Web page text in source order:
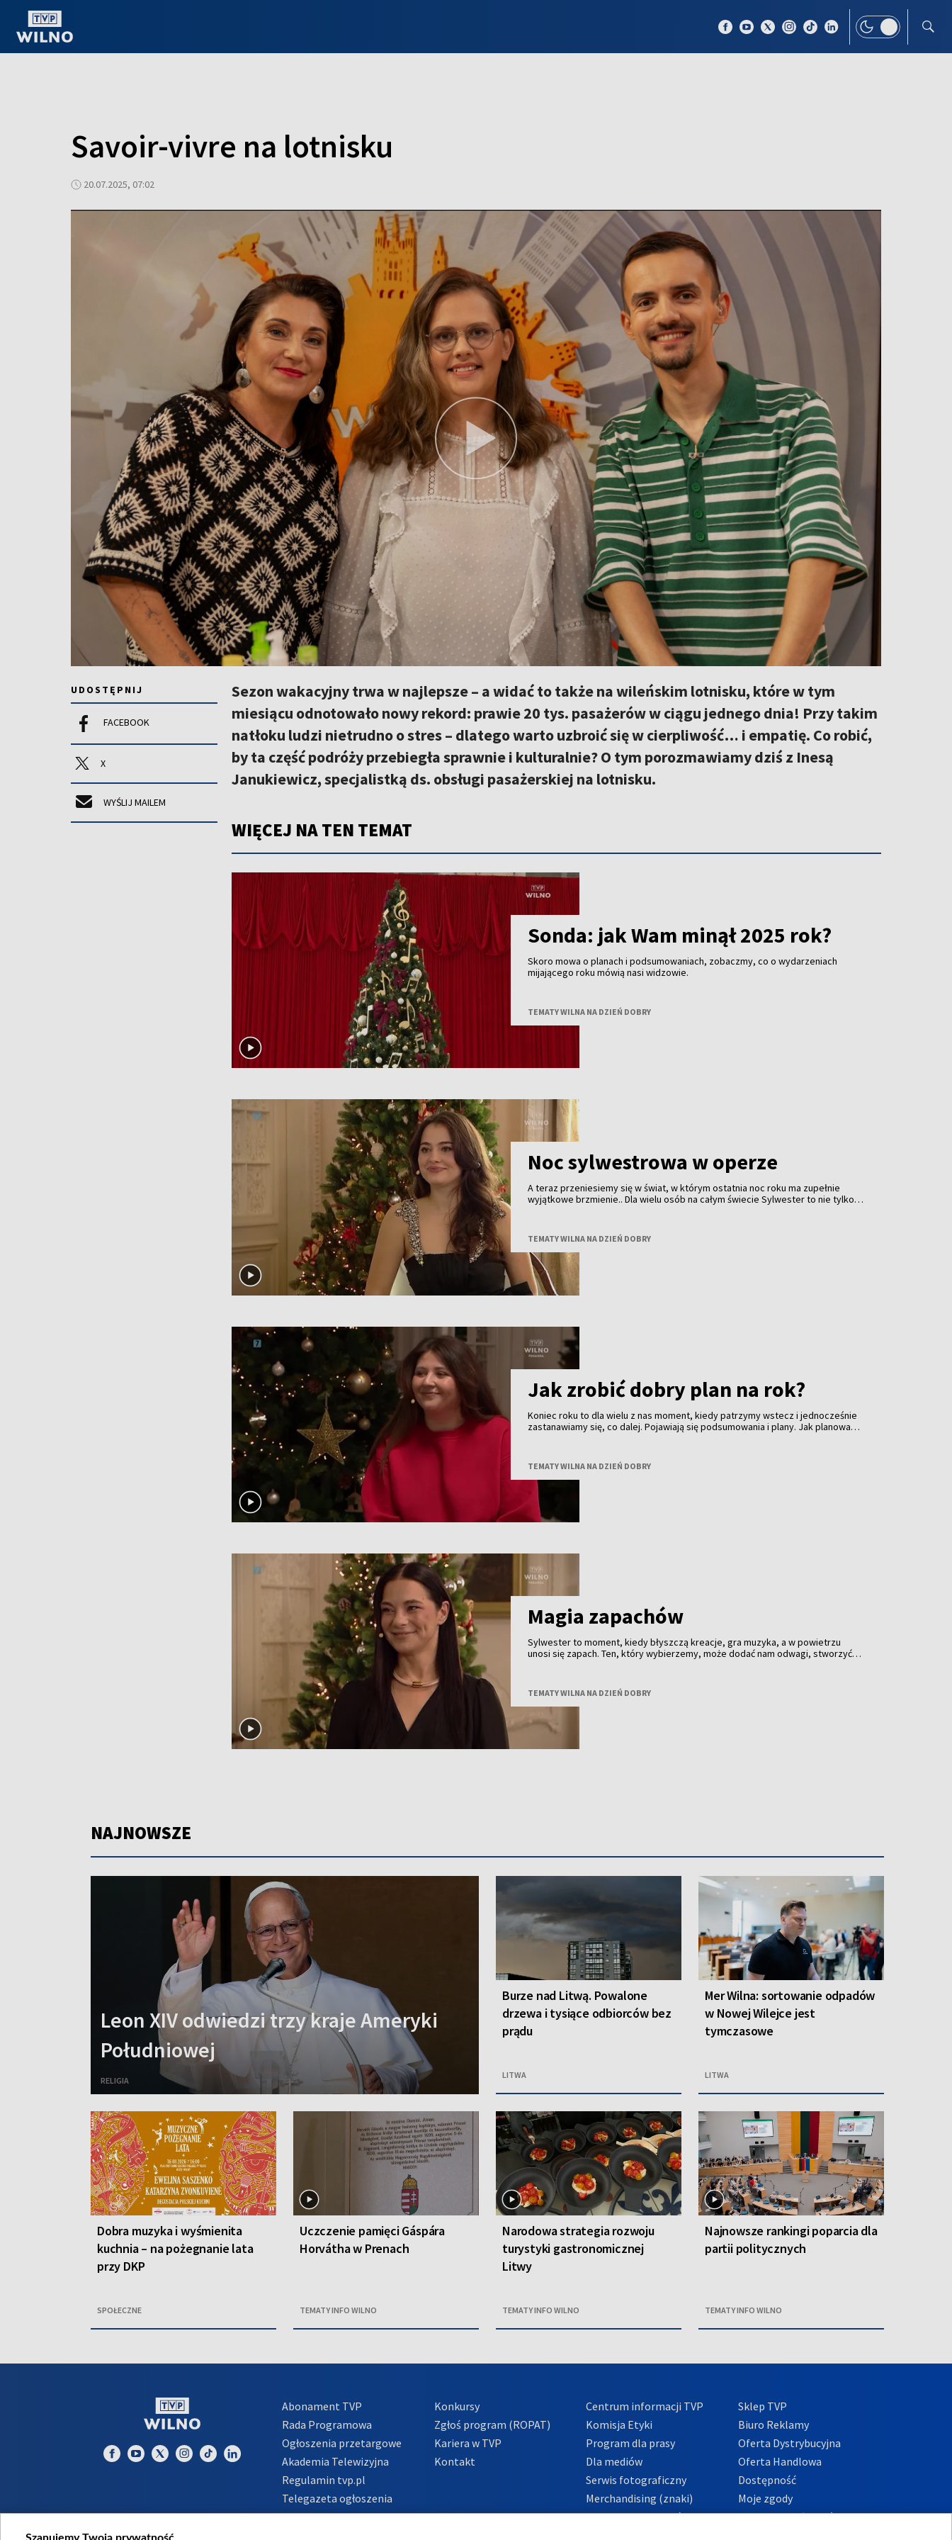
Savoir-vivre na lotnisku
20.07.2025, 07:02
UDOSTĘPNIJ
FACEBOOK
X
WYŚLIJ MAILEM
Sezon wakacyjny trwa w najlepsze – a widać to także na wileńskim lotnisku, które w tym
miesiącu odnotowało nowy rekord: prawie 20 tys. pasażerów w ciągu jednego dnia! Przy takim
natłoku ludzi nietrudno o stres – dlatego warto uzbroić się w cierpliwość… i empatię. Co robić,
by ta część podróży przebiegła sprawnie i kulturalnie? O tym porozmawiamy dziś z Inesą
Janukiewicz, specjalistką ds. obsługi pasażerskiej na lotnisku.
WIĘCEJ NA TEN TEMAT
Sonda: jak Wam minął 2025 rok?
Skoro mowa o planach i podsumowaniach, zobaczmy, co o wydarzeniach
mijającego roku mówią nasi widzowie.
TEMATY WILNA NA DZIEŃ DOBRY
Noc sylwestrowa w operze
A teraz przeniesiemy się w świat, w którym ostatnia noc roku ma zupełnie
wyjątkowe brzmienie.. Dla wielu osób na całym świecie Sylwester to nie tylko
śpiewaczka, artystka i osoba, która operę zna nie tylko z widowni, ale przede
wszystkim ze sceny.
TEMATY WILNA NA DZIEŃ DOBRY
Jak zrobić dobry plan na rok?
Koniec roku to dla wielu z nas moment, kiedy patrzymy wstecz i jednocześnie
zastanawiamy się, co dalej. Pojawiają się podsumowania i plany. Jak planować
relacjami i codziennymi wyzwaniami, które wszyscy znamy aż za dobrze.
TEMATY WILNA NA DZIEŃ DOBRY
Magia zapachów
Sylwester to moment, kiedy błyszczą kreacje, gra muzyka, a w powietrzu
unosi się zapach. Ten, który wybierzemy, może dodać nam odwagi, stworzyć
TEMATY WILNA NA DZIEŃ DOBRY
NAJNOWSZE
Leon XIV odwiedzi trzy kraje Ameryki
Południowej
RELIGIA
Burze nad Litwą. Powalone
drzewa i tysiące odbiorców bez
prądu
LITWA
Mer Wilna: sortowanie odpadów
w Nowej Wilejce jest
tymczasowe
LITWA
Dobra muzyka i wyśmienita
kuchnia – na pożegnanie lata
przy DKP
SPOŁECZNE
Uczczenie pamięci Gáspára
Horvátha w Prenach
TEMATY INFO WILNO
Narodowa strategia rozwoju
turystyki gastronomicznej
Litwy
TEMATY INFO WILNO
Najnowsze rankingi poparcia dla
partii politycznych
TEMATY INFO WILNO
Abonament TVP
Rada Programowa
Ogłoszenia przetargowe
Akademia Telewizyjna
Regulamin tvp.pl
Telegazeta ogłoszenia
Informacje o nadawcy
Konkursy
Zgłoś program (ROPAT)
Kariera w TVP
Kontakt
Centrum informacji TVP
Komisja Etyki
Program dla prasy
Dla mediów
Serwis fotograficzny
Merchandising (znaki)
Polityka Prywatności
Sklep TVP
Biuro Reklamy
Oferta Dystrybucyjna
Oferta Handlowa
Dostępność
Moje zgody
Procedura zgłoszeń